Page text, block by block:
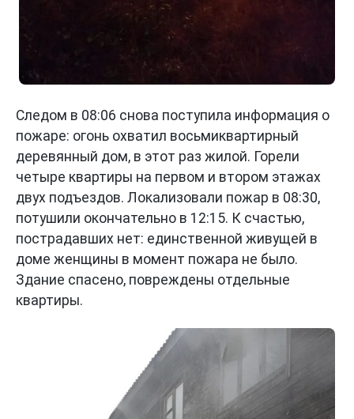
Следом в 08:06 снова поступила информация о
пожаре: огонь охватил восьмиквартирный
деревянный дом, в этот раз жилой. Горели
четыре квартиры на первом и втором этажах
двух подъездов. Локализовали пожар в 08:30,
потушили окончательно в 12:15. К счастью,
пострадавших нет: единственной живущей в
доме женщины в момент пожара не было.
Здание спасено, повреждены отдельные
квартиры.